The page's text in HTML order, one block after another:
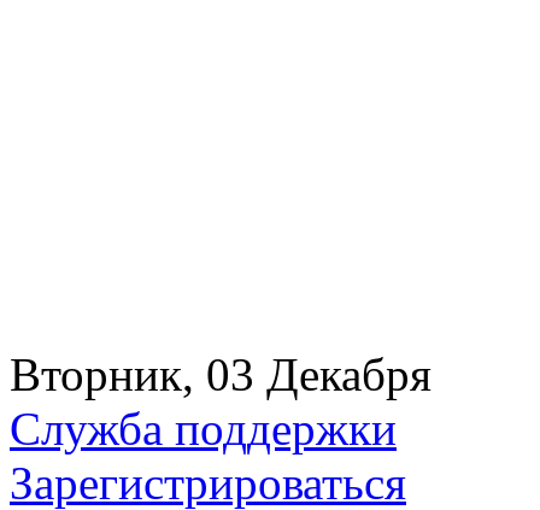
Вторник, 03 Декабря
Служба поддержки
Зарегистрироваться